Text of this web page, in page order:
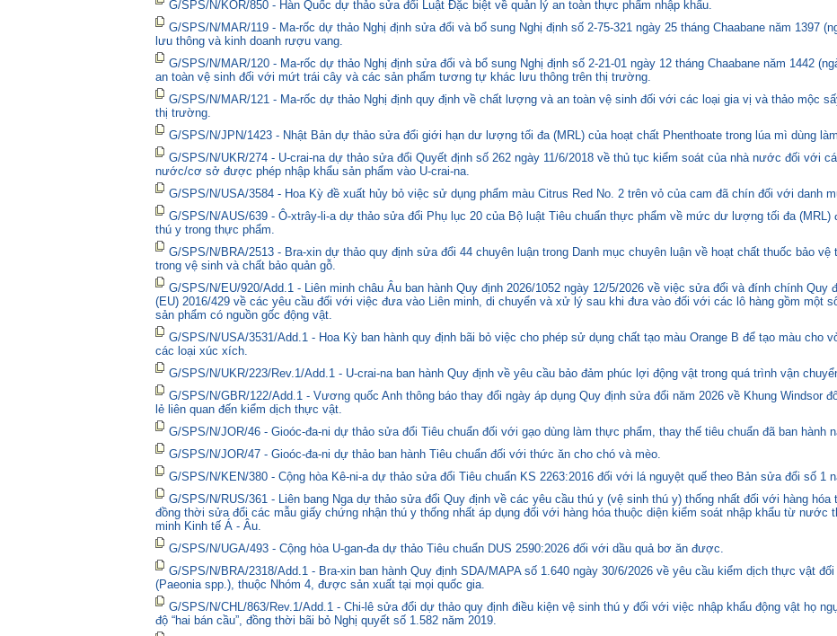
G/SPS/N/KOR/850 - Hàn Quốc dự thảo sửa đổi Luật Đặc biệt về quản lý an toàn thực phẩm nhập khẩu.
G/SPS/N/MAR/119 - Ma-rốc dự thảo Nghị định sửa đổi và bổ sung Nghị định số 2-75-321 ngày 25 tháng Chaabane năm 1397
lưu thông và kinh doanh rượu vang.
G/SPS/N/MAR/120 - Ma-rốc dự thảo Nghị định sửa đổi và bổ sung Nghị định số 2-21-01 ngày 12 tháng Chaabane năm 1442
an toàn vệ sinh đối với mứt trái cây và các sản phẩm tương tự khác lưu thông trên thị trường.
G/SPS/N/MAR/121 - Ma-rốc dự thảo Nghị định quy định về chất lượng và an toàn vệ sinh đối với các loại gia vị và thảo mộc
thị trường.
G/SPS/N/JPN/1423 - Nhật Bản dự thảo sửa đổi giới hạn dư lượng tối đa (MRL) của hoạt chất Phenthoate trong lúa mì dùng
G/SPS/N/UKR/274 - U-crai-na dự thảo sửa đổi Quyết định số 262 ngày 11/6/2018 về thủ tục kiểm soát của nhà nước đối với
nước/cơ sở được phép nhập khẩu sản phẩm vào U-crai-na.
G/SPS/N/USA/3584 - Hoa Kỳ đề xuất hủy bỏ việc sử dụng phẩm màu Citrus Red No. 2 trên vỏ của cam đã chín đối với danh
G/SPS/N/AUS/639 - Ô-xtrây-li-a dự thảo sửa đổi Phụ lục 20 của Bộ luật Tiêu chuẩn thực phẩm về mức dư lượng tối đa (MRL)
thú y trong thực phẩm.
G/SPS/N/BRA/2513 - Bra-xin dự thảo quy định sửa đổi 44 chuyên luận trong Danh mục chuyên luận về hoạt chất thuốc bảo
trong vệ sinh và chất bảo quản gỗ.
G/SPS/N/EU/920/Add.1 - Liên minh châu Âu ban hành Quy định 2026/1052 ngày 12/5/2026 về việc sửa đổi và đính chính Quy
(EU) 2016/429 về các yêu cầu đối với việc đưa vào Liên minh, di chuyển và xử lý sau khi đưa vào đối với các lô hàng gồm một
sản phẩm có nguồn gốc động vật.
G/SPS/N/USA/3531/Add.1 - Hoa Kỳ ban hành quy định bãi bỏ việc cho phép sử dụng chất tạo màu Orange B để tạo màu cho
các loại xúc xích.
G/SPS/N/UKR/223/Rev.1/Add.1 - U-crai-na ban hành Quy định về yêu cầu bảo đảm phúc lợi động vật trong quá trình vận
G/SPS/N/GBR/122/Add.1 - Vương quốc Anh thông báo thay đổi ngày áp dụng Quy định sửa đổi năm 2026 về Khung Windsor
lẻ liên quan đến kiểm dịch thực vật.
G/SPS/N/JOR/46 - Gioóc-đa-ni dự thảo sửa đổi Tiêu chuẩn đối với gạo dùng làm thực phẩm, thay thế tiêu chuẩn đã ban hành
G/SPS/N/JOR/47 - Gioóc-đa-ni dự thảo ban hành Tiêu chuẩn đối với thức ăn cho chó và mèo.
G/SPS/N/KEN/380 - Cộng hòa Kê-ni-a dự thảo sửa đổi Tiêu chuẩn KS 2263:2016 đối với lá nguyệt quế theo Bản sửa đổi số 1
G/SPS/N/RUS/361 - Liên bang Nga dự thảo sửa đổi Quy định về các yêu cầu thú y (vệ sinh thú y) thống nhất đối với hàng
đồng thời sửa đổi các mẫu giấy chứng nhận thú y thống nhất áp dụng đối với hàng hóa thuộc diện kiểm soát nhập khẩu từ nước
minh Kinh tế Á - Âu.
G/SPS/N/UGA/493 - Cộng hòa U-gan-đa dự thảo Tiêu chuẩn DUS 2590:2026 đối với dầu quả bơ ăn được.
G/SPS/N/BRA/2318/Add.1 - Bra-xin ban hành Quy định SDA/MAPA số 1.640 ngày 30/6/2026 về yêu cầu kiểm dịch thực vật
(Paeonia spp.), thuộc Nhóm 4, được sản xuất tại mọi quốc gia.
G/SPS/N/CHL/863/Rev.1/Add.1 - Chi-lê sửa đổi dự thảo quy định điều kiện vệ sinh thú y đối với việc nhập khẩu động vật họ
độ “hai bán cầu”, đồng thời bãi bỏ Nghị quyết số 1.582 năm 2019.